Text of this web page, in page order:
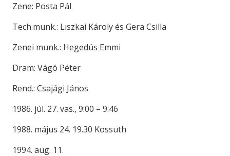
Zene: Posta Pál
Tech.munk.: Liszkai Károly és Gera Csilla
Zenei munk.: Hegedüs Emmi
Dram: Vágó Péter
Rend.: Csajági János
1986. júl. 27. vas., 9:00 – 9:46
1988. május 24. 19.30 Kossuth
1994. aug. 11.